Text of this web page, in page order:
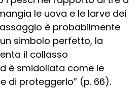
le uova e le larve dei
è probabilmente
simbolo perfetto, la
il collasso
è smidollata come le
di proteggerlo” (p. 66).